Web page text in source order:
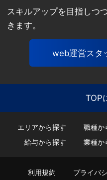
スキルアップを目指しつ
きます。
web運営スタ
TOP
エリアから探す 職種か
給与から探す
業種か
利用規約 プライバ